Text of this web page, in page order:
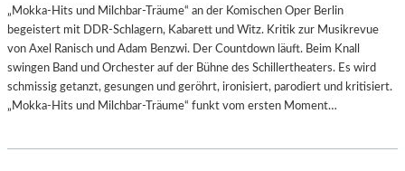
„Mokka-Hits und Milchbar-Träume“ an der Komischen Oper Berlin
begeistert mit DDR-Schlagern, Kabarett und Witz. Kritik zur Musikrevue
von Axel Ranisch und Adam Benzwi. Der Countdown läuft. Beim Knall
swingen Band und Orchester auf der Bühne des Schillertheaters. Es wird
schmissig getanzt, gesungen und geröhrt, ironisiert, parodiert und kritisiert.
„Mokka-Hits und Milchbar-Träume“ funkt vom ersten Moment…